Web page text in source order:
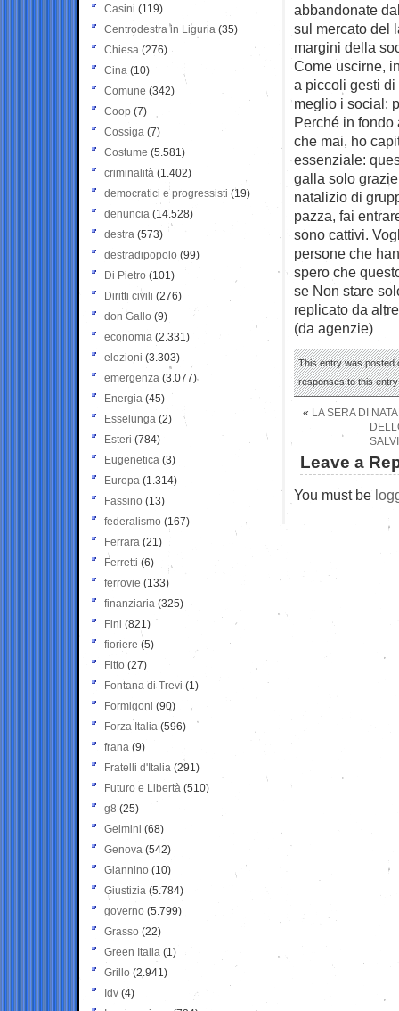
abbandonate
sul mercato del
margini della
Come uscirne,
a piccoli gesti
meglio i social:
Perché in fondo
che mai, ho
essenziale:
galla solo
natalizio di
pazza, fai
sono cattivi.
persone che
spero che
se Non stare
replicato da
(da agenzie)
This entry was posted
responses to this
« LA SERA DI
Leave a
You must be
Casini (119)
Centrodestra in Liguria (35)
Chiesa (276)
Cina (10)
Comune (342)
Coop (7)
Cossiga (7)
Costume (5.581)
criminalità (1.402)
democratici e progressisti (19)
denuncia (14.528)
destra (573)
destradipopolo (99)
Di Pietro (101)
Diritti civili (276)
don Gallo (9)
economia (2.331)
elezioni (3.303)
emergenza (3.077)
Energia (45)
Esselunga (2)
Esteri (784)
Eugenetica (3)
Europa (1.314)
Fassino (13)
federalismo (167)
Ferrara (21)
Ferretti (6)
ferrovie (133)
finanziaria (325)
Fini (821)
fioriere (5)
Fitto (27)
Fontana di Trevi (1)
Formigoni (90)
Forza Italia (596)
frana (9)
Fratelli d'Italia (291)
Futuro e Libertà (510)
g8 (25)
Gelmini (68)
Genova (542)
Giannino (10)
Giustizia (5.784)
governo (5.799)
Grasso (22)
Green Italia (1)
Grillo (2.941)
Idv (4)